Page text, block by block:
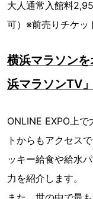
大人通常入館料
可）※前売りチケッ
横浜マラソン
浜マラソンTV」
ONLINE EXPO上
トからもアクセス
ッキー給食や給水
力を紹介します。